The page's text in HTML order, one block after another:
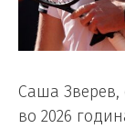
Саша Зверев,
во 2026